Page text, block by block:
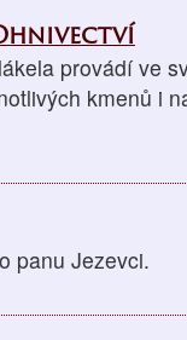
provádí ve
kmenů i
panu Jezevci.